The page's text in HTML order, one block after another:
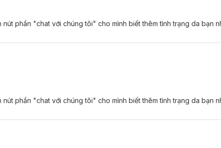
phần "chat với chúng tôi" cho mình biết thêm tình trạng da bạn
phần "chat với chúng tôi" cho mình biết thêm tình trạng da bạn